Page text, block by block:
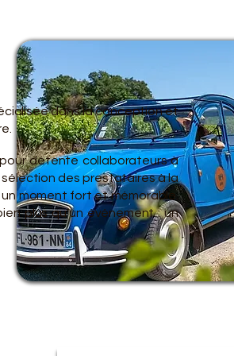
dans la conception et
détente collaborateurs à
des prestataires à la
moment fort et mémorable.
plus qu'un événement : un